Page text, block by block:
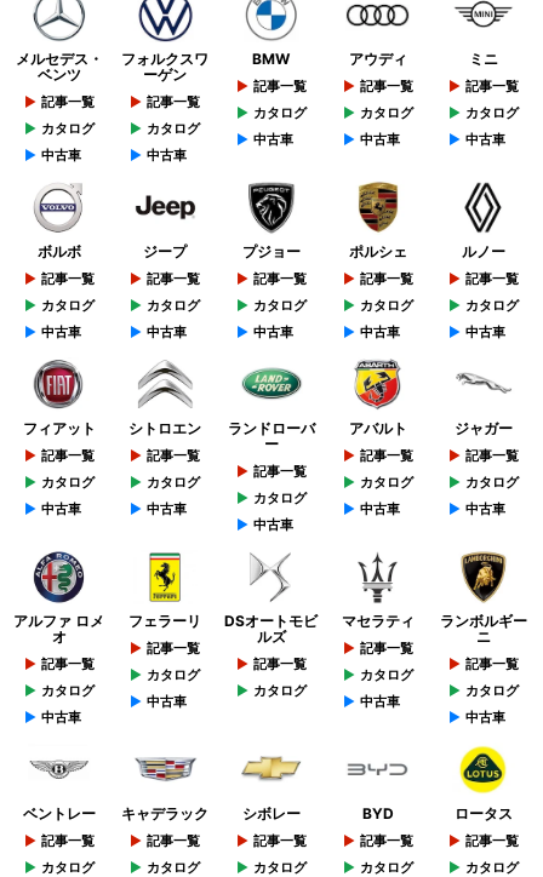
メルセデス・
ベンツ
記事一覧
カタログ
中古車
フォルクスワ
ーゲン
記事一覧
カタログ
中古車
BMW
記事一覧
カタログ
中古車
アウディ
記事一覧
カタログ
中古車
ミニ
記事一覧
カタログ
中古車
ボルボ
記事一覧
カタログ
中古車
ジープ
記事一覧
カタログ
中古車
プジョー
記事一覧
カタログ
中古車
ポルシェ
記事一覧
カタログ
中古車
ルノー
記事一覧
カタログ
中古車
フィアット
記事一覧
カタログ
中古車
シトロエン
記事一覧
カタログ
中古車
ランドローバ
ー
記事一覧
カタログ
中古車
アバルト
記事一覧
カタログ
中古車
ジャガー
記事一覧
カタログ
中古車
アルファ ロメ
オ
記事一覧
カタログ
中古車
フェラーリ
記事一覧
カタログ
中古車
DSオートモビ
ルズ
記事一覧
カタログ
マセラティ
記事一覧
カタログ
中古車
ランボルギー
ニ
記事一覧
カタログ
中古車
ベントレー
記事一覧
カタログ
キャデラック
記事一覧
カタログ
シボレー
記事一覧
カタログ
BYD
記事一覧
カタログ
ロータス
記事一覧
カタログ